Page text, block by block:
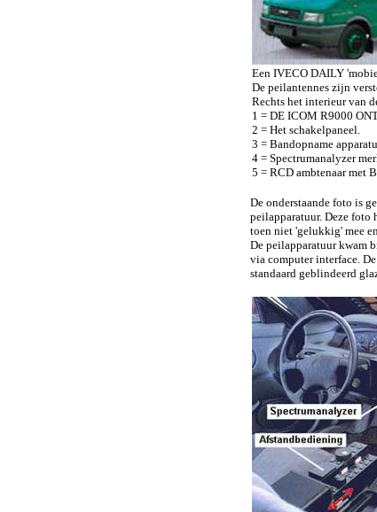
Een IVECO DAILY
De peilantennes zijn
Rechts het interieur van
1 = DE ICOM R9000
2 = Het schakelpaneel.
3 = Bandopname
4 = Spectrumanalyzer
5 = RCD ambtenaar met
De onderstaande foto is
peilapparatuur. Deze foto
toen niet 'gelukkig' mee
De peilapparatuur kwam
via computer interface.
standaard geblindeerd